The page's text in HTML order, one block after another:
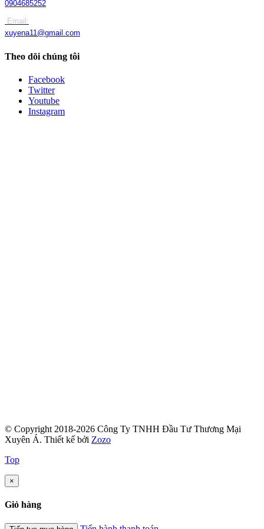
0904685252
Email:
xuyena11@gmail.com
Theo dõi chúng tôi
Facebook
Twitter
Youtube
Instagram
© Copyright 2018-2026 Công Ty TNHH Đầu Tư Thương Mại
Xuyên Á. Thiết kế bởi Zozo
Top
×
Giỏ hàng